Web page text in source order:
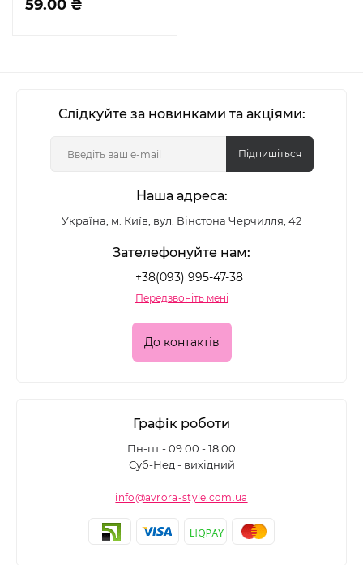
59.00 ₴
Слідкуйте за новинками та акціями:
Підпишіться
Наша адреса:
Україна, м. Київ, вул. Вінстона Черчилля, 42
Зателефонуйте нам:
+38(093) 995-47-38
Передзвоніть мені
До контактів
Графік роботи
Пн-пт - 09:00 - 18:00
Суб-Нед - вихідний
info@avrora-style.com.ua